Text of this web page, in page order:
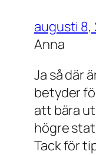
augusti 8,
Anna
Ja så där
betyder
att bära
högre
Tack för